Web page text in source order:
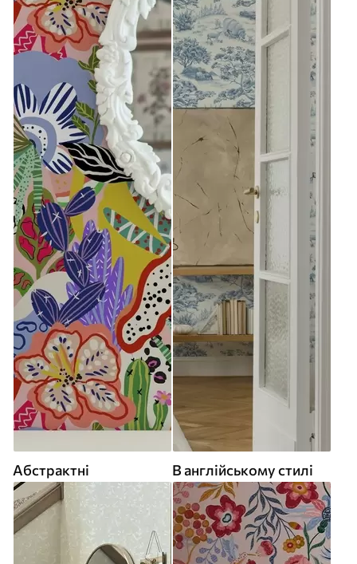
Абстрактні В англійському стилі